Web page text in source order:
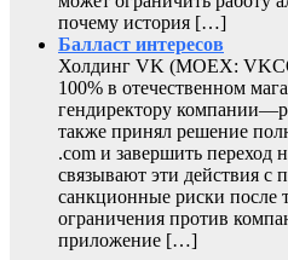
почему история […]
Балласт интересов
Холдинг VK (MOEX:
100% в отечественном
гендиректору
также принял решение
.com и завершить переход
связывают эти действия с
санкционные риски после
ограничения против
приложение […]